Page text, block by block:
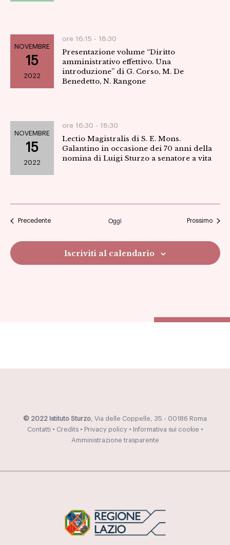
NOVEMBRE
15
2022
ore 16:15 - 18:30
Presentazione volume “Diritto
amministrativo effettivo. Una
introduzione” di G. Corso, M. De
Benedetto, N. Rangone
NOVEMBRE
15
2022
ore 16:30 - 18:30
Lectio Magistralis di S. E. Mons.
Galantino in occasione dei 70 anni della
nomina di Luigi Sturzo a senatore a vita
PrecedenteEventi Oggi ProssimoEventi
Iscriviti al calendario
© 2022 Istituto Sturzo, Via delle Coppelle, 35 - 00186 Roma
Contatti • Credits• Privacy policy• Informativa sui cookie •
Amministrazione trasparente